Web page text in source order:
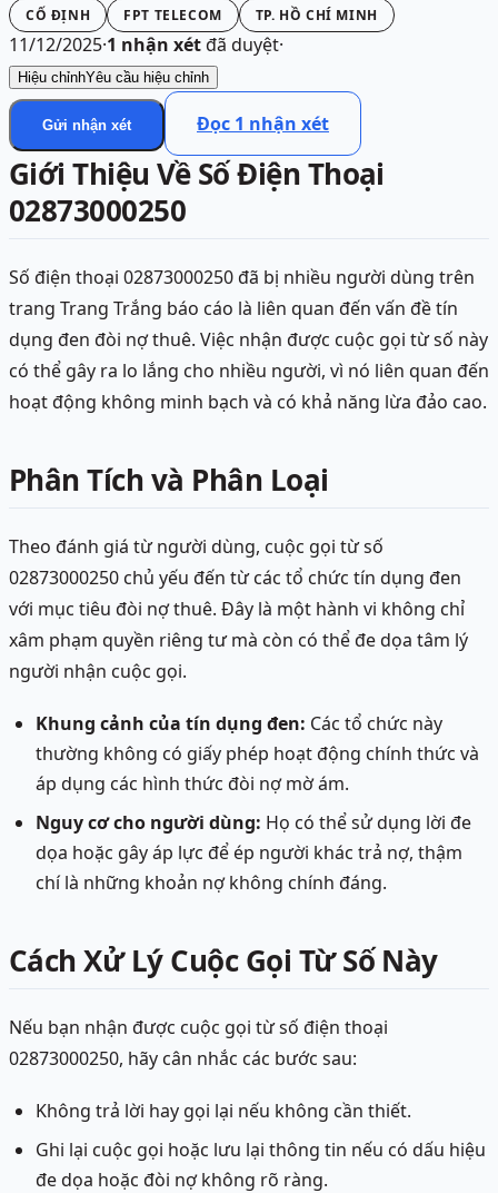
CỐ ĐỊNH FPT TELECOM TP. HỒ CHÍ MINH
11/12/2025·1 nhận xétđã duyệt·
Hiệu chỉnhYêu cầu hiệu chỉnh
Gửi nhận xét Đọc 1 nhận xét
Giới Thiệu Về Số Điện Thoại
02873000250
Số điện thoại 02873000250 đã bị nhiều người dùng trên
trang Trang Trắng báo cáo là liên quan đến vấn đề tín
dụng đen đòi nợ thuê. Việc nhận được cuộc gọi từ số này
có thể gây ra lo lắng cho nhiều người, vì nó liên quan đến
hoạt động không minh bạch và có khả năng lừa đảo cao.
Phân Tích và Phân Loại
Theo đánh giá từ người dùng, cuộc gọi từ số
02873000250 chủ yếu đến từ các tổ chức tín dụng đen
với mục tiêu đòi nợ thuê. Đây là một hành vi không chỉ
xâm phạm quyền riêng tư mà còn có thể đe dọa tâm lý
người nhận cuộc gọi.
Khung cảnh của tín dụng đen: Các tổ chức này
thường không có giấy phép hoạt động chính thức và
áp dụng các hình thức đòi nợ mờ ám.
Nguy cơ cho người dùng: Họ có thể sử dụng lời đe
dọa hoặc gây áp lực để ép người khác trả nợ, thậm
chí là những khoản nợ không chính đáng.
Cách Xử Lý Cuộc Gọi Từ Số Này
Nếu bạn nhận được cuộc gọi từ số điện thoại
02873000250, hãy cân nhắc các bước sau:
Không trả lời hay gọi lại nếu không cần thiết.
Ghi lại cuộc gọi hoặc lưu lại thông tin nếu có dấu hiệu
đe dọa hoặc đòi nợ không rõ ràng.